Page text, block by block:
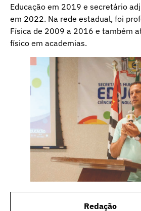
Educação em 2019 e secretário
em 2022. Na rede estadual, foi
Física de 2009 a 2016 e também
físico em academias.
Redação